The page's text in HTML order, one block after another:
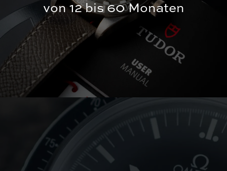
von 12 bis 60 Monaten